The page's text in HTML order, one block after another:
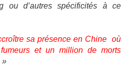
ou d’autres spécificités à ce
sa présence en Chine où
et un million de morts
»